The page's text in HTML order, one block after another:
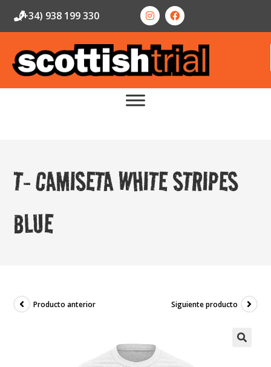
(+34) 938 199 330
T- CAMISETA WHITE STRIPES
BLUE
Producto anterior Siguiente producto